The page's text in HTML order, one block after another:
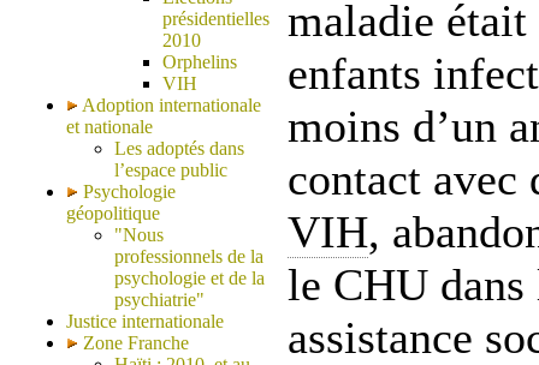
présidentielles
2010
Orphelins
VIH
Adoption internationale
et nationale
Les adoptés dans
l’espace public
Psychologie
géopolitique
"Nous
professionnels de la
psychologie et de la
psychiatrie"
Justice internationale
Zone Franche
maladie était
enfants
moins d’un
contact avec
VIH,
le CHU
assistance